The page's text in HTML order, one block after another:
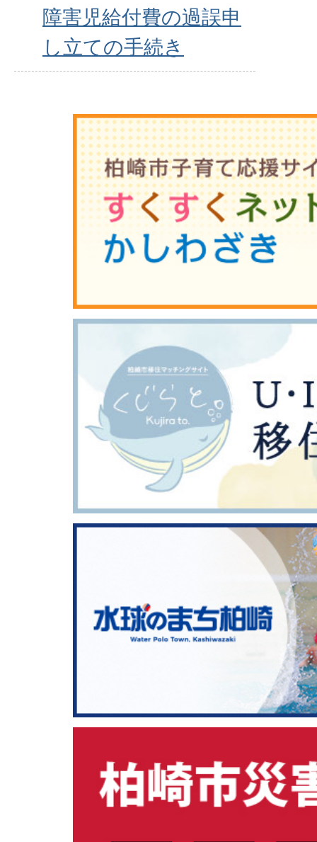
障害児給付費の過誤申
し立ての手続き